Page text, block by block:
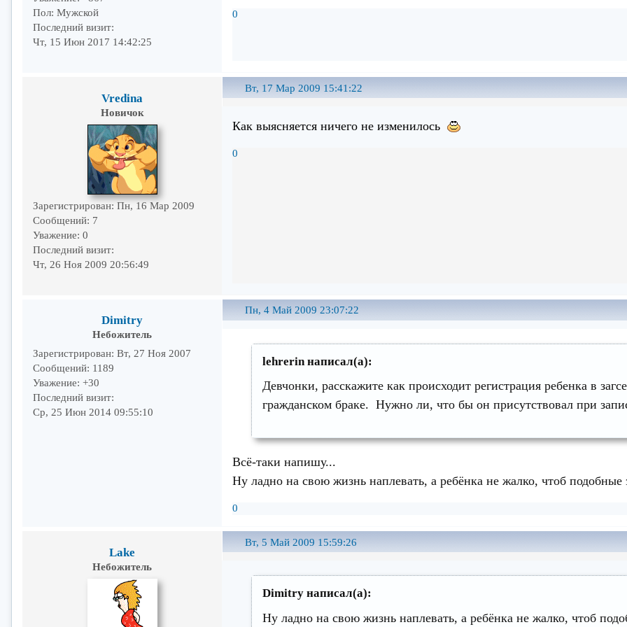
Пол: Мужской
Последний визит:
Чт, 15 Июн 2017 14:42:25
0
Вт, 17 Мар 2009 15:41:22
Vredina
Новичок
Зарегистрирован: Пн, 16 Мар 2009
Сообщений: 7
Уважение: 0
Последний визит:
Чт, 26 Ноя 2009 20:56:49
Как выясняется ничего не изменилось
0
Пн, 4 Май 2009 23:07:22
Dimitry
Небожитель
Зарегистрирован: Вт, 27 Ноя 2007
Сообщений: 1189
Уважение: +30
Последний визит:
Ср, 25 Июн 2014 09:55:10
lehrerin написал(а):
Девчонки, расскажите как происходит регистрация ребенка в
гражданском браке. Нужно ли, что бы он присутствовал при
Всё-таки напишу...
Ну ладно на свою жизнь наплевать, а ребёнка не жалко, чтоб подобные
0
Вт, 5 Май 2009 15:59:26
Lake
Небожитель
Dimitry написал(а):
Ну ладно на свою жизнь наплевать, а ребёнка не жалко, чтоб